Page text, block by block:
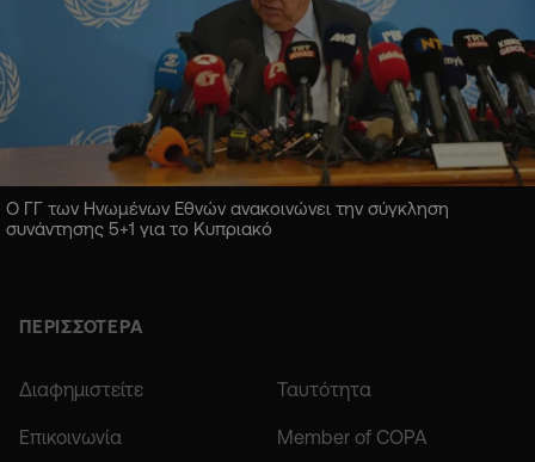
Ο ΓΓ των Ηνωμένων Εθνών ανακοινώνει την σύγκληση
συνάντησης 5+1 για το Κυπριακό
ΠΕΡΙΣΣΟΤΕΡΑ
Διαφημιστείτε Ταυτότητα
Επικοινωνία Member of COPA